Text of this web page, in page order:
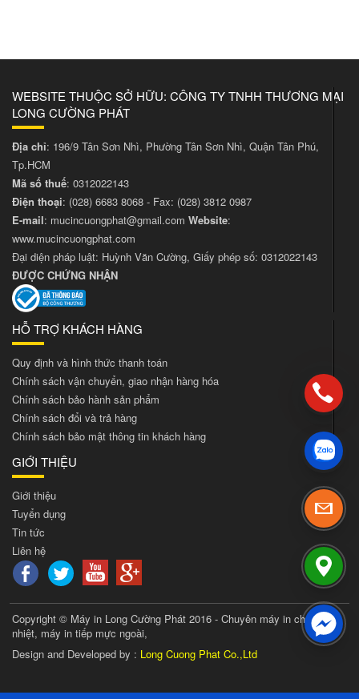
WEBSITE THUỘC SỞ HỮU: CÔNG TY TNHH THƯƠNG MẠI
LONG CƯỜNG PHÁT
Địa chỉ: 196/9 Tân Sơn Nhì, Phường Tân Sơn Nhì, Quận Tân Phú,
Tp.HCM
Mã số thuế: 0312022143
Điện thoại: (028) 6683 8068 - Fax: (028) 3812 0987
E-mail: mucincuongphat@gmail.com Website:
www.mucincuongphat.com
Đại diện pháp luật: Huỳnh Văn Cường, Giấy phép số: 0312022143
ĐƯỢC CHỨNG NHẬN
HỖ TRỢ KHÁCH HÀNG
Quy định và hình thức thanh toán
Chính sách vận chuyển, giao nhận hàng hóa
Chính sách bảo hành sản phẩm
Chính sách đổi và trả hàng
Chính sách bảo mật thông tin khách hàng
GIỚI THIỆU
Giới thiệu
Tuyển dụng
Tin tức
Liên hệ
Copyright © Máy in Long Cường Phát 2016 - Chuyên máy in chuyển
nhiệt, máy in tiếp mực ngoài,
Design and Developed by : Long Cuong Phat Co.,Ltd